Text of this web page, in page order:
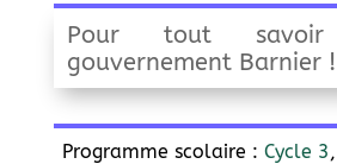
Pour tout
gouvernement Barnier !
Programme scolaire : Cycle 3 ,